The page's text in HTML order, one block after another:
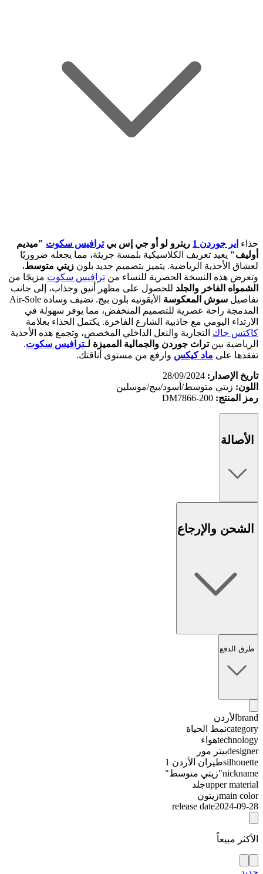
حذاء اير جوردن 1 ريترو لو أو جي إس بيترافيس سكوت "ميديم
أوليف" يعيد تعريف الكلاسيكية بلمسة جريئة، مما يجعله ضروريًا
لعشاق الأحذية الرياضية. يتميز بتصميم جديد بلون زيتي متوسط،
وتعرض هذه النسخة الحصرية للنساء من ترافيس سكوت مزيجًا من
الشمواه الفاخر والجلد للحصول على مظهر أنيق وجذاب، إلى جانب
تفاصيل سوش المعكوسة
الأيقونية بلون بيج. تضيف وسادة Air-Sole
المدمجة راحة عصرية للتصميم المنخفض، مما يوفر سهولة في
الارتداء اليومي مع جاذبية الشارع الفاخرة. يكتمل الحذاء بعلامة
كاكتس جاك التجارية والنعل الداخلي المخصص، وتجمع هذه الأحذية
الرياضية بينتراث جوردن والجمالية المميزة لـترافيس سكوت.
تفقدها على ماد كيكس وارفع من مستوى أناقتك.
تاريخ الإصدار: 28/09/2024
اللون: زيتي متوسط/أسود/بيج/موسلين
رمز المنتج: DM7866-200
الأصالة
الشحن والإرجاع
طرق الدفع
brand الأردن
categoryنمط الحياة
technologyهواء
designerبيتر مور
silhouetteطيران الأردن 1
nickname"زيتي متوسط"
upper materialجلد
main colorزيتون
release date2024-09-28
الأكثر مبيعاً
جديد